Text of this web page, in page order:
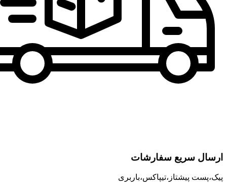
ارسال سریع سفارشات
پیک،پست پیشتاز،تیپاکس،باربری